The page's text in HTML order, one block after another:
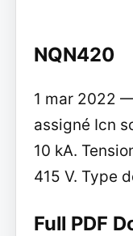
NQN420
1 mar 2022
assigné Icn
10 kA.
415 V. Type
Full PDF